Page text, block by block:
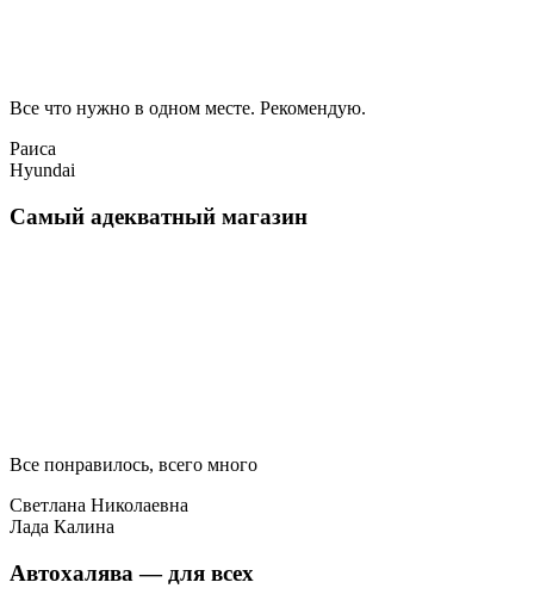
Все что нужно в одном месте. Рекомендую.
Раиса
Hyundai
Самый адекватный магазин
Все понравилось, всего много
Светлана Николаевна
Лада Калина
Автохалява — для всех